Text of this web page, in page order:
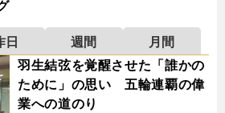
日 週間
月間
羽生結弦を覚醒させた「誰かの
ために」の思い 五輪連覇の偉
業への道のり